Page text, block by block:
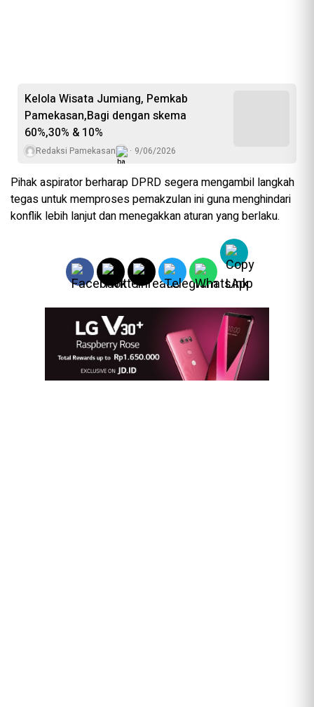
Kelola Wisata Jumiang, Pemkab
Pamekasan,Bagi dengan skema
60%,30% & 10%
Redaksi Pamekasan 9/06/2026
Pihak aspirator berharap DPRD segera mengambil langkah
tegas untuk memproses pemakzulan ini guna menghindari
konflik lebih lanjut dan menegakkan aturan yang berlaku.